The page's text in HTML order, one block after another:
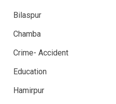
Bilaspur
Chamba
Crime- Accident
Education
Hamirpur